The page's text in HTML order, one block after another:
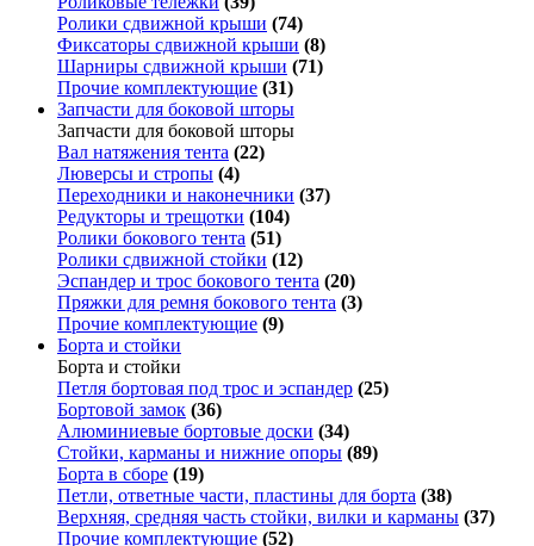
Ролики сдвижной крыши (74)
Фиксаторы сдвижной крыши (8)
Шарниры сдвижной крыши (71)
Прочие комплектующие (31)
Запчасти для боковой шторы
Запчасти для боковой шторы
Вал натяжения тента (22)
Люверсы и стропы (4)
Переходники и наконечники (37)
Редукторы и трещотки (104)
Ролики бокового тента (51)
Ролики сдвижной стойки (12)
Эспандер и трос бокового тента (20)
Пряжки для ремня бокового тента (3)
Прочие комплектующие (9)
Борта и стойки
Борта и стойки
Петля бортовая под трос и эспандер (25)
Бортовой замок (36)
Алюминиевые бортовые доски (34)
Стойки, карманы и нижние опоры (89)
Борта в сборе (19)
Петли, ответные части, пластины для борта (38)
Верхняя, средняя часть стойки, вилки и карманы (37)
Прочие комплектующие (52)